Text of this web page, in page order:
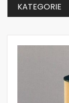
KATEGORIE